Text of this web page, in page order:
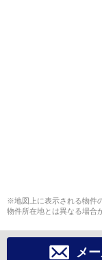
※地図上に表示される物件
物件所在地とは異なる場合
メ